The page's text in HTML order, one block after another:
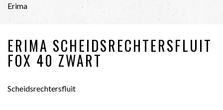
Erima
ERIMA SCHEIDSRECHTERSFLUIT
FOX 40 ZWART
Scheidsrechtersfluit